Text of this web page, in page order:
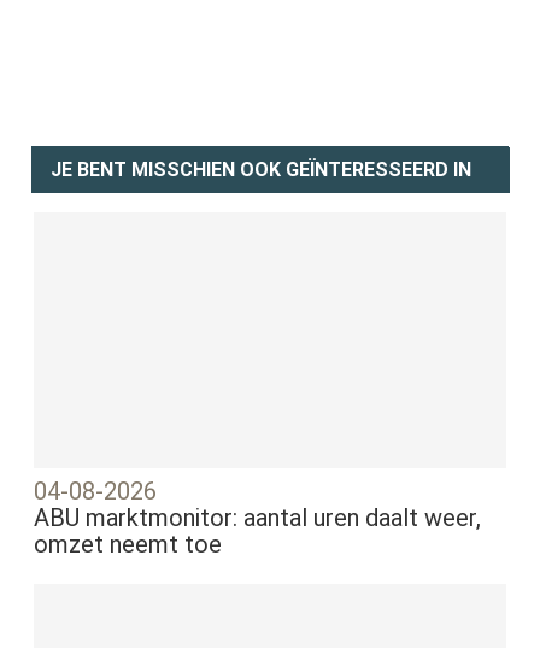
JE BENT MISSCHIEN OOK GEÏNTERESSEERD IN
04-08-2026
ABU marktmonitor: aantal uren daalt weer,
omzet neemt toe